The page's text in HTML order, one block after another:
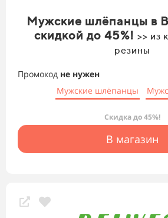
Мужские шлёпанцы в
скидкой до 45%! >> из
резины
Промокод не нужен
Мужские шлёпанцы
Скидка до 45%!
В магазин